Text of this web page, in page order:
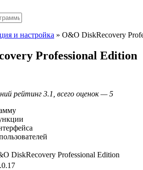
и настройка » O&O DiskRecovery
Professional Edition
рейтинг 3.1, всего оценок — 5
DiskRecovery Professional Edition